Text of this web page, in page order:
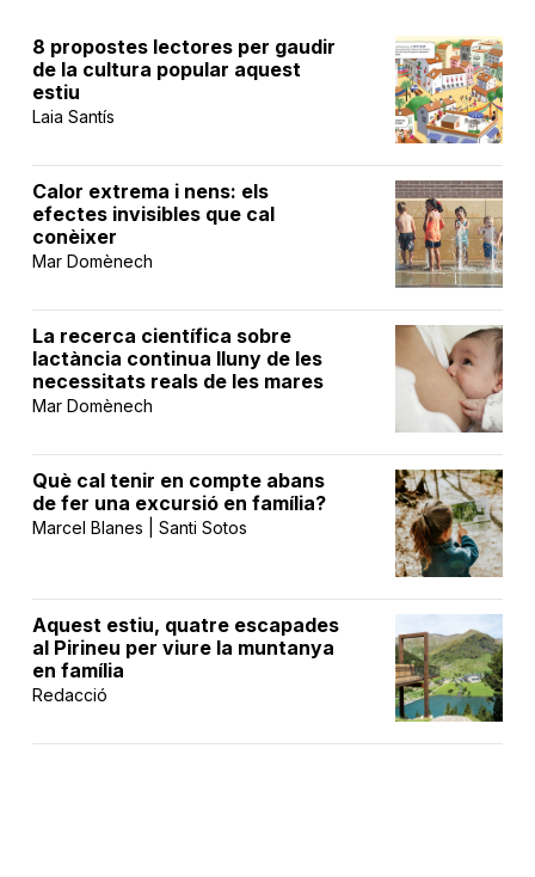
8 propostes lectores per gaudir
de la cultura popular aquest
estiu
Laia Santís
Calor extrema i nens: els
efectes invisibles que cal
conèixer
Mar Domènech
La recerca científica sobre
lactància continua lluny de les
necessitats reals de les mares
Mar Domènech
Què cal tenir en compte abans
de fer una excursió en família?
Marcel Blanes | Santi Sotos
Aquest estiu, quatre escapades
al Pirineu per viure la muntanya
en família
Redacció